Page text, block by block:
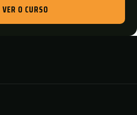
VER O CURSO